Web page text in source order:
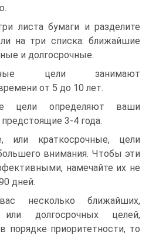
листа бумаги и разделите
на три списка: ближайшие
и долгосрочные.
цели занимают
от 5 до 10 лет.
цели определяют ваши
3-4 года.
или краткосрочные, цели
внимания. Чтобы эти
намечайте их не
дней.
несколько ближайших,
или долгосрочных целей,
порядке приоритетности, то